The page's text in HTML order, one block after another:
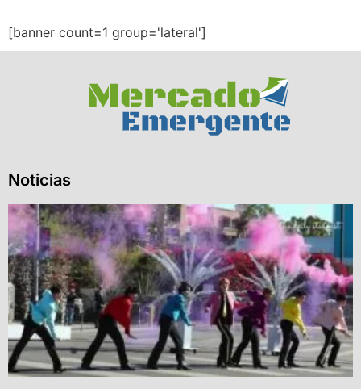
[banner count=1 group='lateral']
Noticias